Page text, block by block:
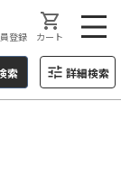
登録 カート
索 詳細検索